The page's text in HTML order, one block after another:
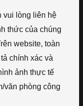
vui lòng liên hệ
thức của chúng
website, toàn
chính xác và
ảnh thực tế
văn phòng công